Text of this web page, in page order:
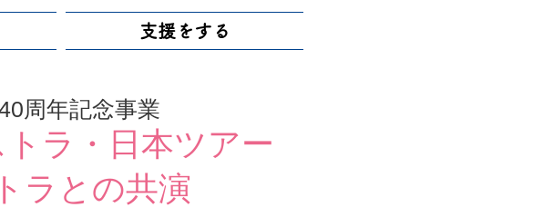
支援をする
ラ・日本ツアー
ラとの共演
周年記念事業